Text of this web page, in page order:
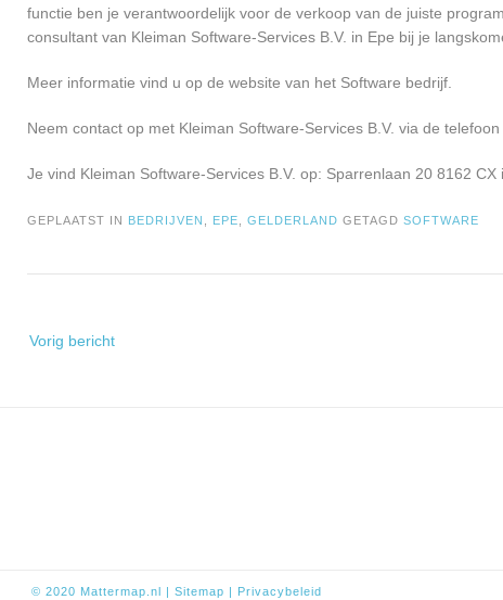
functie ben je verantwoordelijk voor de verkoop van de juiste
consultant van Kleiman Software-Services B.V. in Epe bij je
Meer informatie vind u op de website van het Software bedrijf.
Neem contact op met Kleiman Software-Services B.V. via de
Je vind Kleiman Software-Services B.V. op: Sparrenlaan 20 8162 CX
GEPLAATST IN BEDRIJVEN EPE GELDERLAND GETAGD SOFTWARE
navigatie
Vorig bericht
© 2020 Mattermap.nl | Sitemap | Privacybeleid